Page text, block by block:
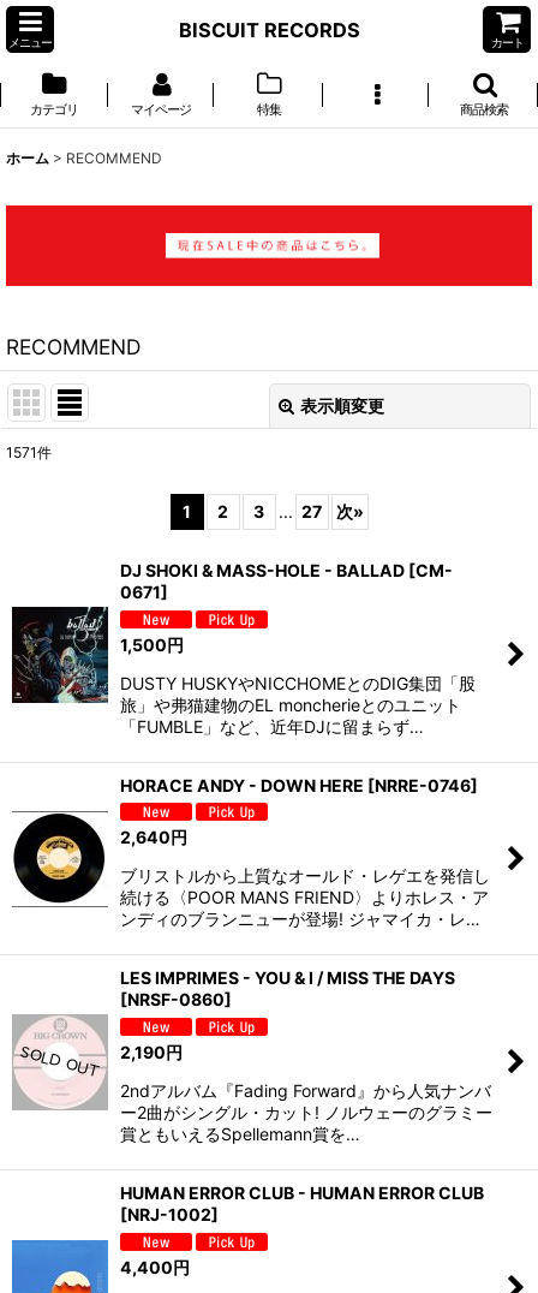
メニュー
BISCUIT RECORDS
カート
カテゴリ マイページ 特集 商品検索
ホーム > RECOMMEND
RECOMMEND
表示順変更
1571件
1 2 3 ... 27 次»
DJ SHOKI & MASS-HOLE - BALLAD [CM-
0671]
1,500円
DUSTY HUSKYやNICCHOMEとのDIG集団「股
旅」や弗猫建物のEL moncherieとのユニット
「FUMBLE」など、近年DJに留まらず…
HORACE ANDY - DOWN HERE [NRRE-0746]
2,640円
ブリストルから上質なオールド・レゲエを発信し
続ける〈POOR MANS FRIEND〉よりホレス・ア
ンディのブランニューが登場! ジャマイカ・レ…
LES IMPRIMES - YOU & I / MISS THE DAYS
[NRSF-0860]
2,190円
2ndアルバム『Fading Forward』から人気ナンバ
ー2曲がシングル・カット! ノルウェーのグラミー
賞ともいえるSpellemann賞を…
HUMAN ERROR CLUB - HUMAN ERROR CLUB
[NRJ-1002]
4,400円